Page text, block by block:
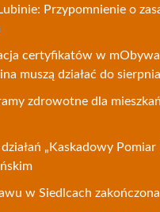
Przypomnienie o
certyfikatów w
muszą działać do
zdrowotne dla
„Kaskadowy Pomiar
w Siedlcach zakończona